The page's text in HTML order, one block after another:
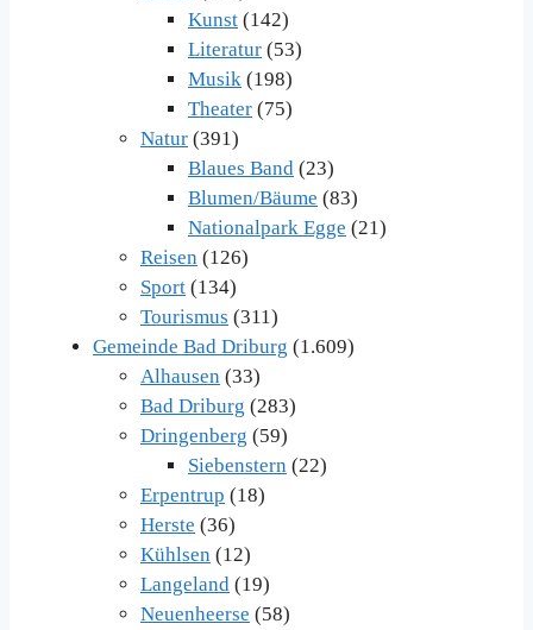
Kunst (142)
Literatur (53)
Musik (198)
Theater (75)
Natur (391)
Blaues Band (23)
Blumen/Bäume (83)
Nationalpark Egge (21)
Reisen (126)
Sport (134)
Tourismus (311)
Gemeinde Bad Driburg (1.609)
Alhausen (33)
Bad Driburg (283)
Dringenberg (59)
Siebenstern (22)
Erpentrup (18)
Herste (36)
Kühlsen (12)
Langeland (19)
Neuenheerse (58)